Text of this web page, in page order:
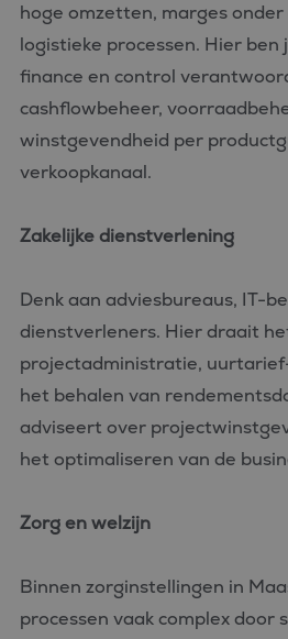
hoge omzetten, marges onder
logistieke processen. Hier ben
finance en control
cashflowbeheer,
winstgevendheid per
verkoopkanaal.
Zakelijke dienstverlening
Denk aan adviesbureaus, IT-
dienstverleners. Hier draait
projectadministratie,
het behalen van
adviseert over
het optimaliseren van de
Zorg en welzijn
Binnen zorginstellingen in
processen vaak complex door